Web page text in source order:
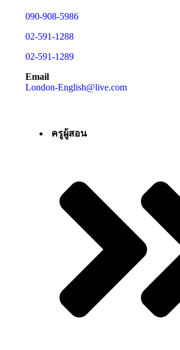
090-908-5986
02-591-1288
02-591-1289
Email
London-English@live.com
ครูผู้สอน